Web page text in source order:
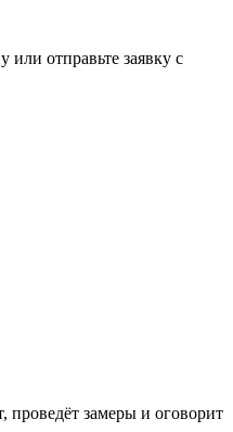
отправьте заявку с
проведёт замеры и оговорит